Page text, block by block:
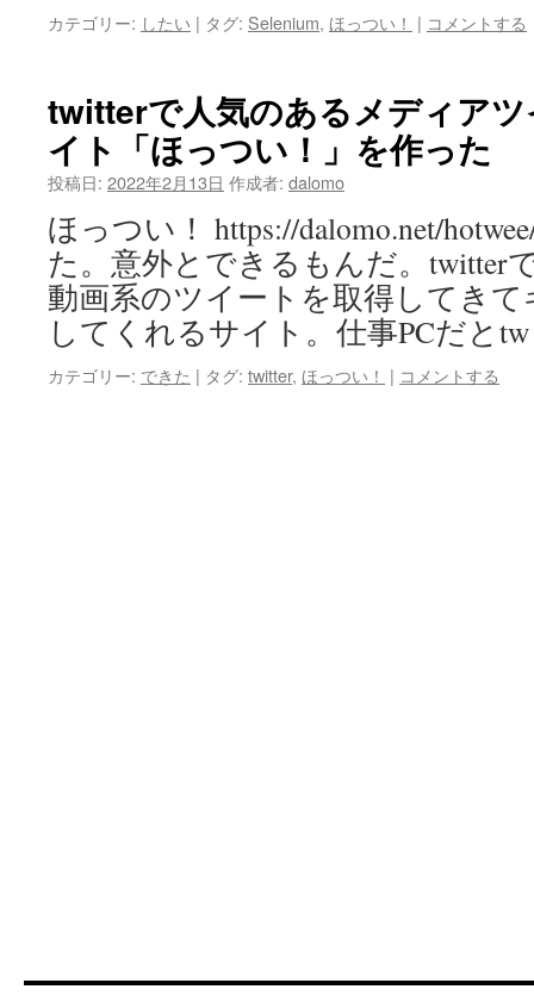
カテゴリー: したい | タグ: Selenium, ほっつい！ | コメントする
twitterで人気のあるメディア
イト「ほっつい！」を作った
投稿日: 2022年2月13日 作成者: dalomo
ほっつい！ https://dalomo.net/
た。意外とできるもんだ。twitter
動画系のツイートを取得してき
してくれるサイト。仕事PCだと
カテゴリー: できた | タグ: twitter, ほっつい！ | コメントする